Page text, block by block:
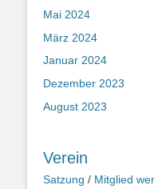
Mai 2024
März 2024
Januar 2024
Dezember 2023
August 2023
Verein
Satzung / Mitglied